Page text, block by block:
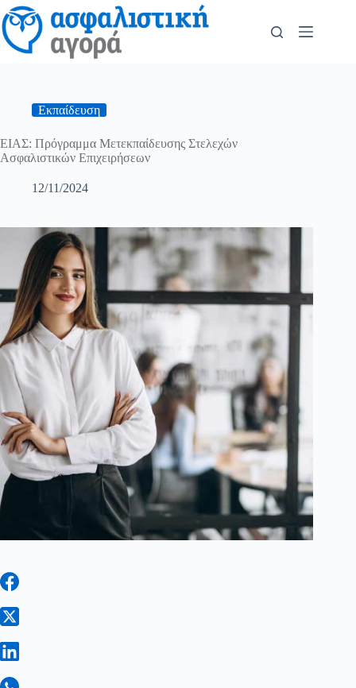
Εκπαίδευση
ΕΙΑΣ: Πρόγραμμα Μετεκπαίδευσης Στελεχών
Ασφαλιστικών Επιχειρήσεων
12/11/2024